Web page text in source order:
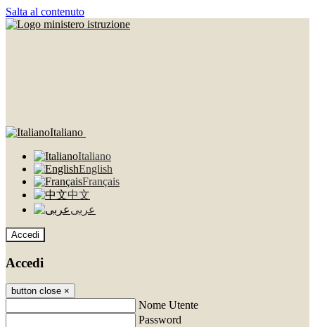
Salta al contenuto
Italiano
Italiano
English
Français
中文
عربى
Accedi
Accedi
button close ×
Nome Utente
Password